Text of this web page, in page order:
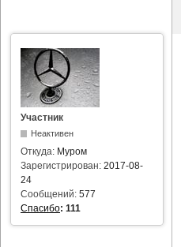
Участник
Неактивен
Откуда: Муром
Зарегистрирован: 2017-08-
24
Сообщений: 577
Спасибо: 111